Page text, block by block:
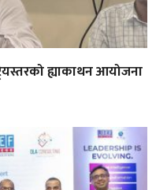
ह्याकाथन आयोजना